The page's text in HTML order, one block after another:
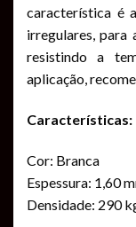
característica é
irregulares, para
resistindo a
aplicação,
Características:
Cor: Branca
Espessura: 1,60
Densidade: 290